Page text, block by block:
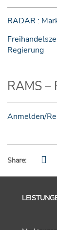
RADAR :
Regierung
RAMS
Anmelden/
Share: